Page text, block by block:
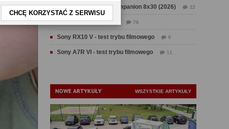
CHCĘ KORZYSTAĆ Z SERWISU
Test Swarovski CL Companion 8x30 (2026) 22
Test Fujifilm GFX 100 II 76
Sony RX10 V - test trybu filmowego 9
Sony A7R VI - test trybu filmowego 11
NOWE ARTYKUŁY WSZYSTKIE ARTYKUŁY